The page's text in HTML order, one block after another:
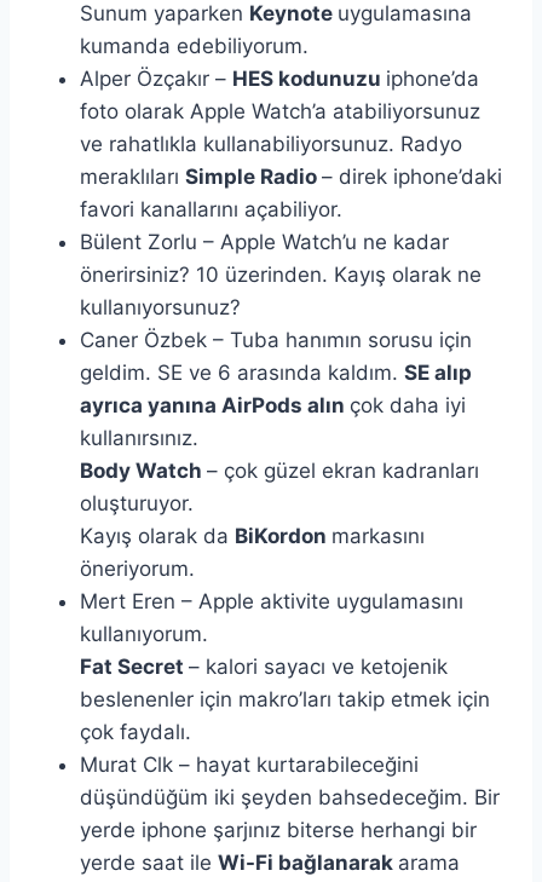
Sunum yaparken Keynote uygulamasına
kumanda edebiliyorum.
Alper Özçakır – HES kodunuzu iphone’da
foto olarak Apple Watch’a atabiliyorsunuz
ve rahatlıkla kullanabiliyorsunuz. Radyo
meraklıları Simple Radio – direk iphone’daki
favori kanallarını açabiliyor.
Bülent Zorlu – Apple Watch’u ne kadar
önerirsiniz? 10 üzerinden. Kayış olarak ne
kullanıyorsunuz?
Caner Özbek – Tuba hanımın sorusu için
geldim. SE ve 6 arasında kaldım. SE alıp
ayrıca yanına AirPods alın çok daha iyi
kullanırsınız.
Body Watch – çok güzel ekran kadranları
oluşturuyor.
Kayış olarak da BiKordon markasını
öneriyorum.
Mert Eren – Apple aktivite uygulamasını
kullanıyorum.
Fat Secret – kalori sayacı ve ketojenik
beslenenler için makro’ları takip etmek için
çok faydalı.
Murat Clk – hayat kurtarabileceğini
düşündüğüm iki şeyden bahsedeceğim. Bir
yerde iphone şarjınız biterse herhangi bir
yerde saat ile Wi-Fi bağlanarak arama